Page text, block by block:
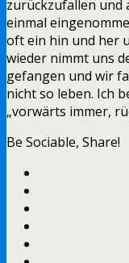
zurückzufallen und
einmal
oft ein hin und her
wieder nimmt uns
gefangen und wir
nicht so leben. Ich
„vorwärts immer,
Be Sociable, Share!